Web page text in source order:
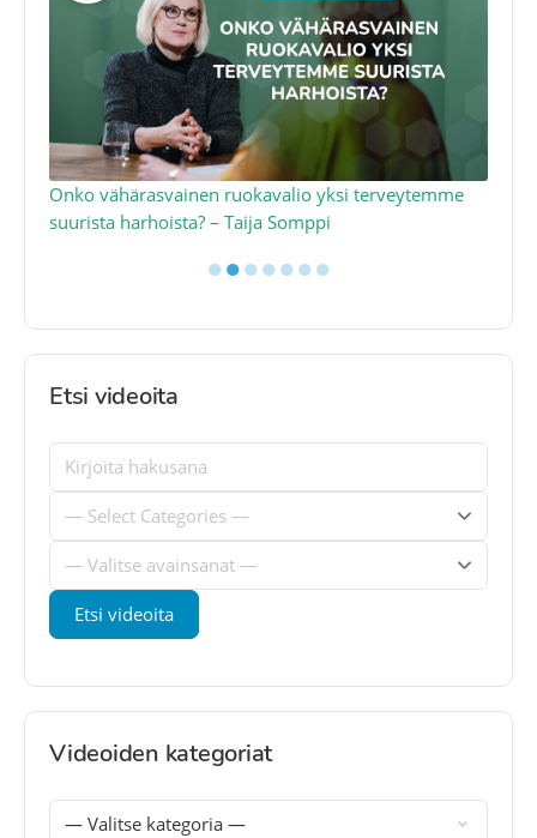
Onko vähärasvainen ruokavalio yksi terveytemme
suurista harhoista? – Taija Somppi
●●●●●●●
Etsi videoita
Videoiden kategoriat